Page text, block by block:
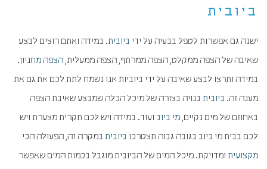
ביובית
ישנה גם אפשרות לטפל בבעיה על ידי ביובית. במידה ואתם רוצים לבצע
שאיבה של הצפה ממקלט, הצפה ממרתף, הצפה ממעלית,הצפה מחניון.
במידה ותרצו לבצע שאיבה על ידי ביוביות אנו נשמח לתת לכם את גם את
מענה זה. ביובית בנויה בצורה של מיכל הכלה שמבצע שאיבת הצפה
באחוזם של מים נקיים,מי ביוב ועוד. במידה ויש לכם תקרית מצערת ויש
לכם בבית מי ביוב בגובה גבוה תצטרכו ביובית במקרה זה, הפעולה הכי
מקצועית ומדויקת. מיכל המים של הביובית מוגבל בכמות המים שאפשר